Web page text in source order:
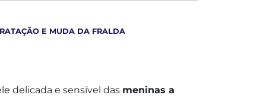
E MUDA DA FRALDA
delicada e sensível das meninas a